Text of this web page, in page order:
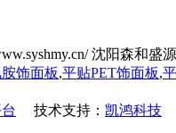
沈阳森和盛
饰面板,平贴PET饰面板,
技术支持： 凯鸿科技